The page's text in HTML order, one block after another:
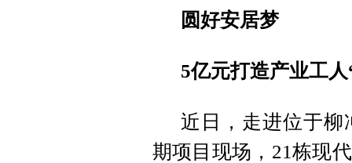
圆好安居梦
5亿元打造产业工
近日，走进位于柳
期项目现场，21栋现